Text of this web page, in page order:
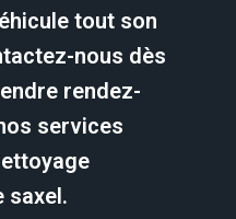
tout son
nous dès
rendez-
services
saxel.